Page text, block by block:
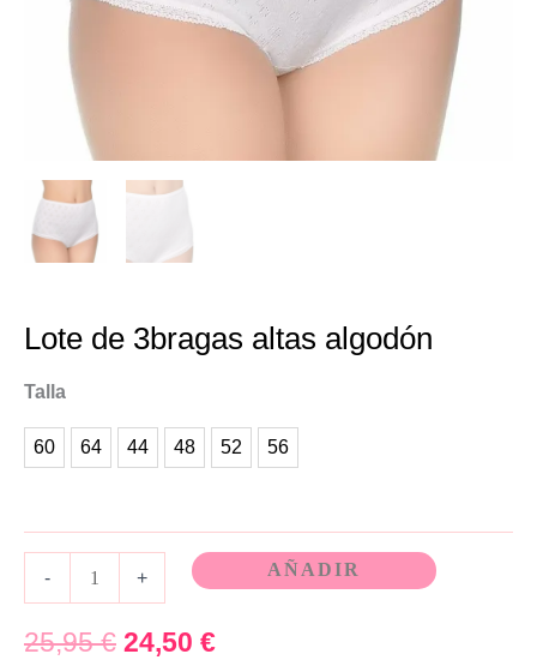
Lote de 3bragas altas algodón
Talla
60 64 44 48 52 56
- + AÑADIR
25,95€ 24,50 €